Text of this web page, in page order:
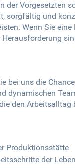
der Vorgesetzten
sorgfältig und
Wenn Sie
bei uns die
dynamischen
den Arbeitsalltag
Produktionsstätte
der